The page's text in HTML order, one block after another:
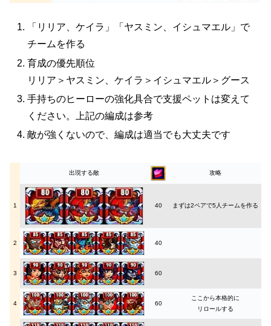
「リリア、ケイラ」「ヤスミン、イシュマエル」で
チームを作る
育成の優先順位
リリア＞ヤスミン、ケイラ＞イシュマエル＞グース
手持ちのヒーローの強化具合で支援ペットは変えて
ください。上記の編成は参考
敵が強くないので、編成は適当でも大丈夫です
出現する敵 攻略
1 40 まずは2ペアで5人チームを作る
2 40
3 60
4 60
ここから本格的に
リロールする